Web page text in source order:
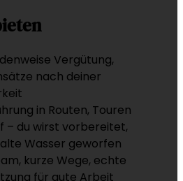
Vergütung,
nach deiner
in Routen, Touren
– du wirst vorbereitet,
Wasser geworfen
kurze Wege, echte
für gute Arbeit